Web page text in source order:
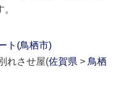
ト(鳥栖市)
れさせ屋(佐賀県 > 鳥栖